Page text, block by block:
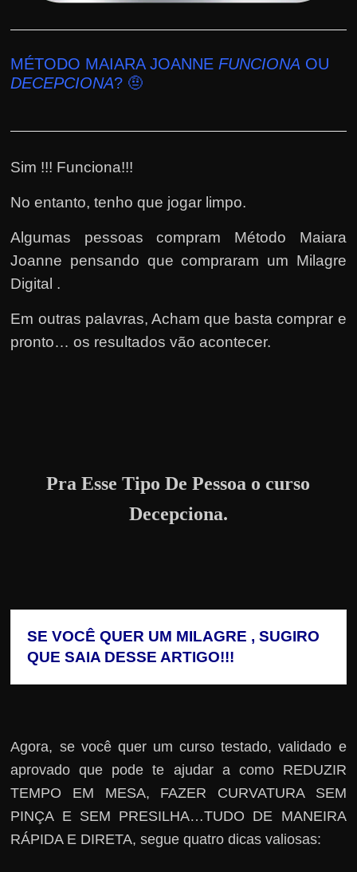
MÉTODO MAIARA JOANNEFUNCIONA OU
DECEPCIONA? 🤨
Sim !!! Funciona!!!
No entanto, tenho que jogar limpo.
Algumas pessoas compram Método Maiara
Joanne pensando que compraram um Milagre
Digital .
Em outras palavras, Acham que basta comprar e
pronto… os resultados vão acontecer.
Pra Esse Tipo De Pessoa o curso
Decepciona.
SE VOCÊ QUER UM MILAGRE , SUGIRO
QUE SAIA DESSE ARTIGO!!!
Agora, se você quer um curso testado, validado e
aprovado que pode te ajudar a como REDUZIR
TEMPO EM MESA, FAZER CURVATURA SEM
PINÇA E SEM PRESILHA…TUDO DE MANEIRA
RÁPIDA E DIRETA, segue quatro dicas valiosas: